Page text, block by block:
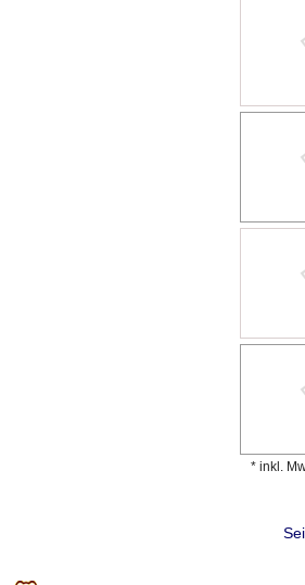
* inkl.